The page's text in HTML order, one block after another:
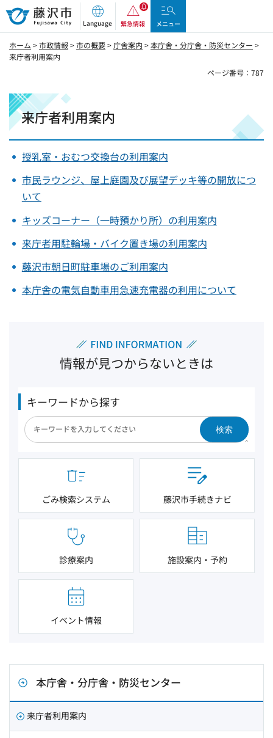
藤沢市
Language 緊急情報 メニュー
ホーム >市政情報 >市の概要> 庁舎案内 >本庁舎・分庁舎・防災センター >
来庁者利用案内
ページ番号：787
来庁者利用案内
授乳室・おむつ交換台の利用案内
市民ラウンジ、屋上庭園及び展望デッキ等の開放につ
いて
キッズコーナー（一時預かり所）の利用案内
来庁者用駐輪場・バイク置き場の利用案内
藤沢市朝日町駐車場のご利用案内
本庁舎の電気自動車用急速充電器の利用について
情報が見つからないときは
キーワードから探す
検索
ごみ検索システム 藤沢市手続きナビ
診療案内 施設案内・予約
イベント情報
本庁舎・分庁舎・防災センター
来庁者利用案内